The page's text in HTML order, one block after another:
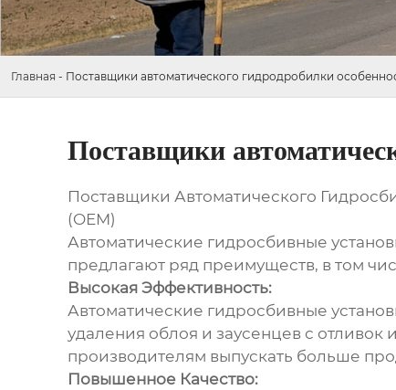
Главная - Поставщики автоматического гидродробилки
Поставщики
Поставщики Автоматического
(OEM)
Автоматические гидросбивные
предлагают ряд преимуществ, в том
Высокая Эффективность:
Автоматические гидросбивные
удаления облоя и заусенцев с
производителям выпускать больше
Повышенное Качество: